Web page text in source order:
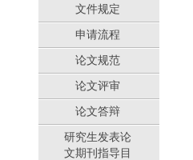
文件规定
申请流程
论文规范
论文评审
论文答辩
研究生发表论
文期刊指导目